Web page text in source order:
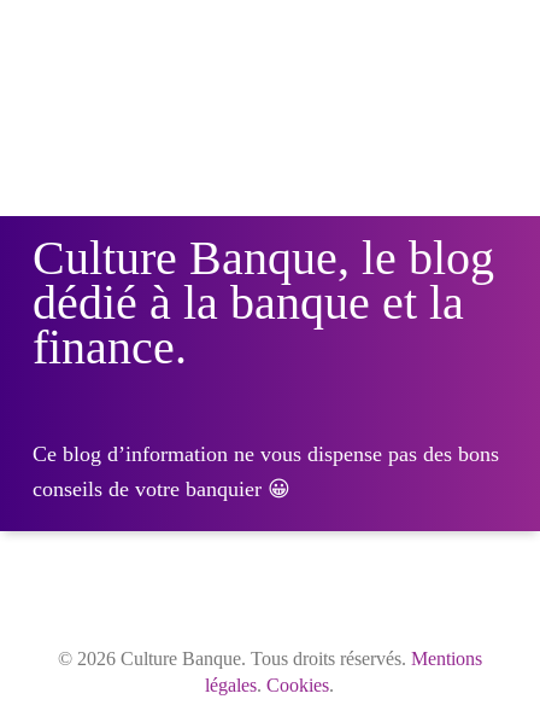
Culture Banque, le blog
dédié à la banque et la
finance.
Ce blog d’information ne vous dispense pas des bons
conseils de votre banquier 😀
© 2026 Culture Banque. Tous droits réservés. Mentions
légales.Cookies.